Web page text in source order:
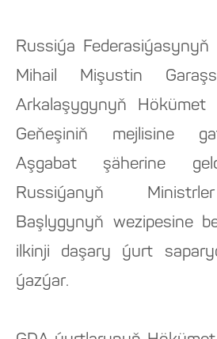
Russiýa Federasiýasynyň
Mihail Mişustin
Arkalaşygynyň Hökümet
Geňeşiniň mejlisine
Aşgabat şäherine
Russiýanyň
Başlygynyň wezipesine
ilkinji daşary ýurt
ýazýar.